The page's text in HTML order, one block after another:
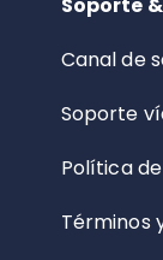
Canal de
Soporte
Política
Términos